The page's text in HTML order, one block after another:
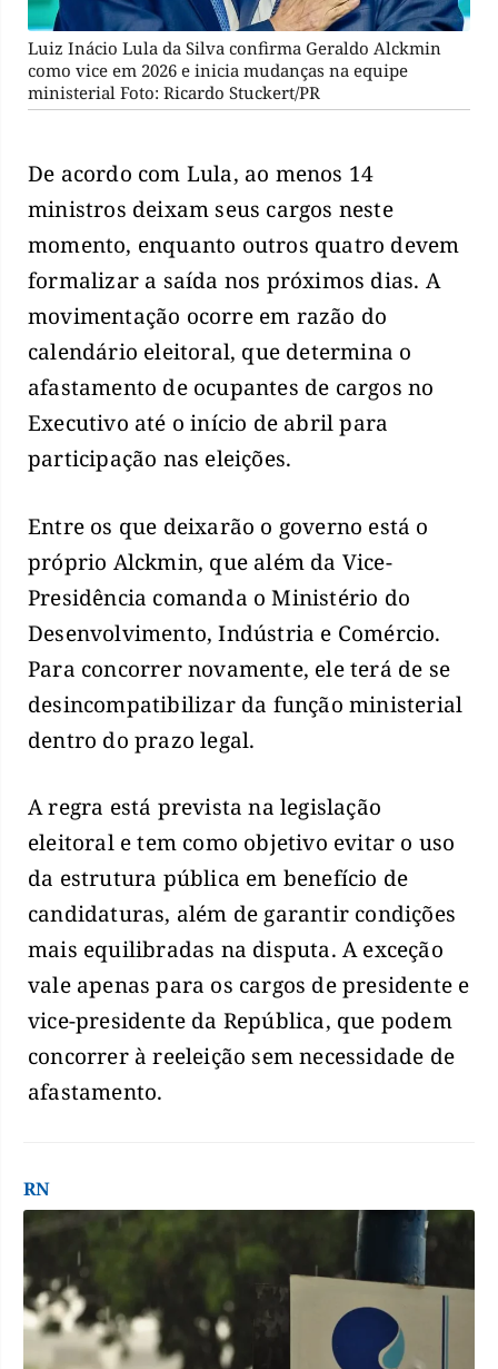
Luiz Inácio Lula da Silva confirma Geraldo Alckmin
como vice em 2026 e inicia mudanças na equipe
ministerial Foto: Ricardo Stuckert/PR
De acordo com Lula, ao menos 14
ministros deixam seus cargos neste
momento, enquanto outros quatro devem
formalizar a saída nos próximos dias. A
movimentação ocorre em razão do
calendário eleitoral, que determina o
afastamento de ocupantes de cargos no
Executivo até o início de abril para
participação nas eleições.
Entre os que deixarão o governo está o
próprio Alckmin, que além da Vice-
Presidência comanda o Ministério do
Desenvolvimento, Indústria e Comércio.
Para concorrer novamente, ele terá de se
desincompatibilizar da função ministerial
dentro do prazo legal.
A regra está prevista na legislação
eleitoral e tem como objetivo evitar o uso
da estrutura pública em benefício de
candidaturas, além de garantir condições
mais equilibradas na disputa. A exceção
vale apenas para os cargos de presidente e
vice-presidente da República, que podem
concorrer à reeleição sem necessidade de
afastamento.
RN